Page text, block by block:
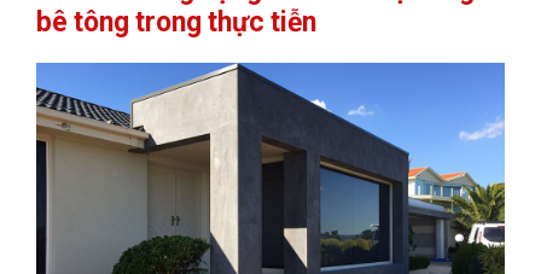
bê tông trong thực tiễn